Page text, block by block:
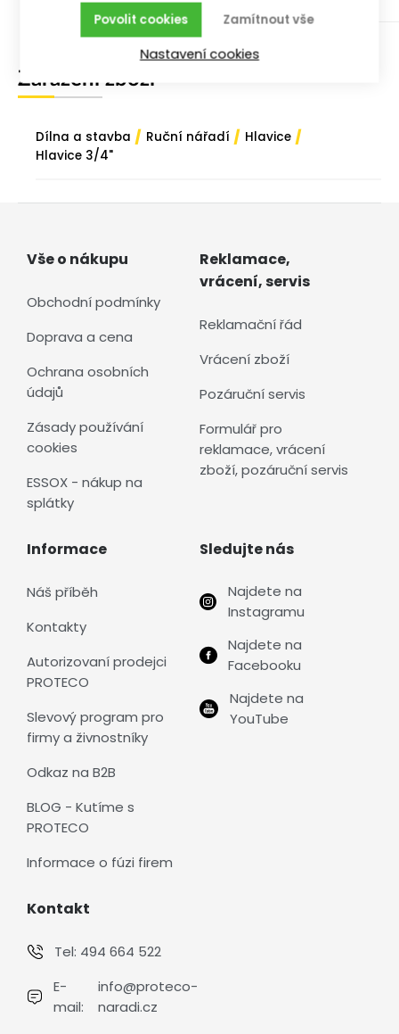
Koupit
Zařazení zboží
Dílna a stavba / Ruční nářadí / Hlavice /
Hlavice 3/4"
Vše o nákupu
Obchodní podmínky
Doprava a cena
Ochrana osobních
údajů
Zásady používání
cookies
ESSOX - nákup na
splátky
Reklamace,
vrácení, servis
Reklamační řád
Vrácení zboží
Pozáruční servis
Formulář pro
reklamace, vrácení
zboží, pozáruční servis
Informace
Náš příběh
Kontakty
Autorizovaní prodejci
PROTECO
Slevový program pro
firmy a živnostníky
Odkaz na B2B
BLOG - Kutíme s
PROTECO
Informace o fúzi firem
Sledujte nás
Najdete na
Instagramu
Najdete na
Facebooku
Najdete na
YouTube
Kontakt
Tel: 494 664 522
E-
mail:
info@proteco-
naradi.cz
Zamítnout vše
Povolit cookies
Nastavení cookies